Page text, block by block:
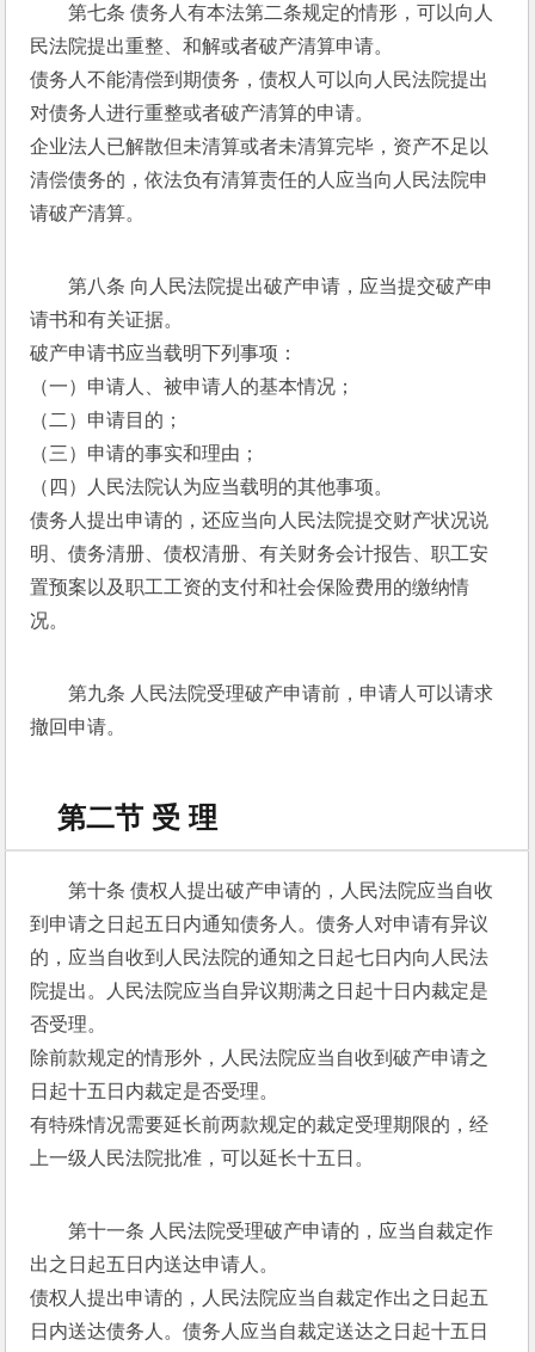
第七条 债务人有本法第二条规定的情形，可以向人
民法院提出重整、和解或者破产清算申请。
债务人不能清偿到期债务，债权人可以向人民法院提出
对债务人进行重整或者破产清算的申请。
企业法人已解散但未清算或者未清算完毕，资产不足以
清偿债务的，依法负有清算责任的人应当向人民法院申
请破产清算。
第八条 向人民法院提出破产申请，应当提交破产申
请书和有关证据。
破产申请书应当载明下列事项：
（一）申请人、被申请人的基本情况；
（二）申请目的；
（三）申请的事实和理由；
（四）人民法院认为应当载明的其他事项。
债务人提出申请的，还应当向人民法院提交财产状况说
明、债务清册、债权清册、有关财务会计报告、职工安
置预案以及职工工资的支付和社会保险费用的缴纳情
况。
第九条 人民法院受理破产申请前，申请人可以请求
撤回申请。
第二节 受 理
第十条 债权人提出破产申请的，人民法院应当自收
到申请之日起五日内通知债务人。债务人对申请有异议
的，应当自收到人民法院的通知之日起七日内向人民法
院提出。人民法院应当自异议期满之日起十日内裁定是
否受理。
除前款规定的情形外，人民法院应当自收到破产申请之
日起十五日内裁定是否受理。
有特殊情况需要延长前两款规定的裁定受理期限的，经
上一级人民法院批准，可以延长十五日。
第十一条 人民法院受理破产申请的，应当自裁定作
出之日起五日内送达申请人。
债权人提出申请的，人民法院应当自裁定作出之日起五
日内送达债务人。债务人应当自裁定送达之日起十五日